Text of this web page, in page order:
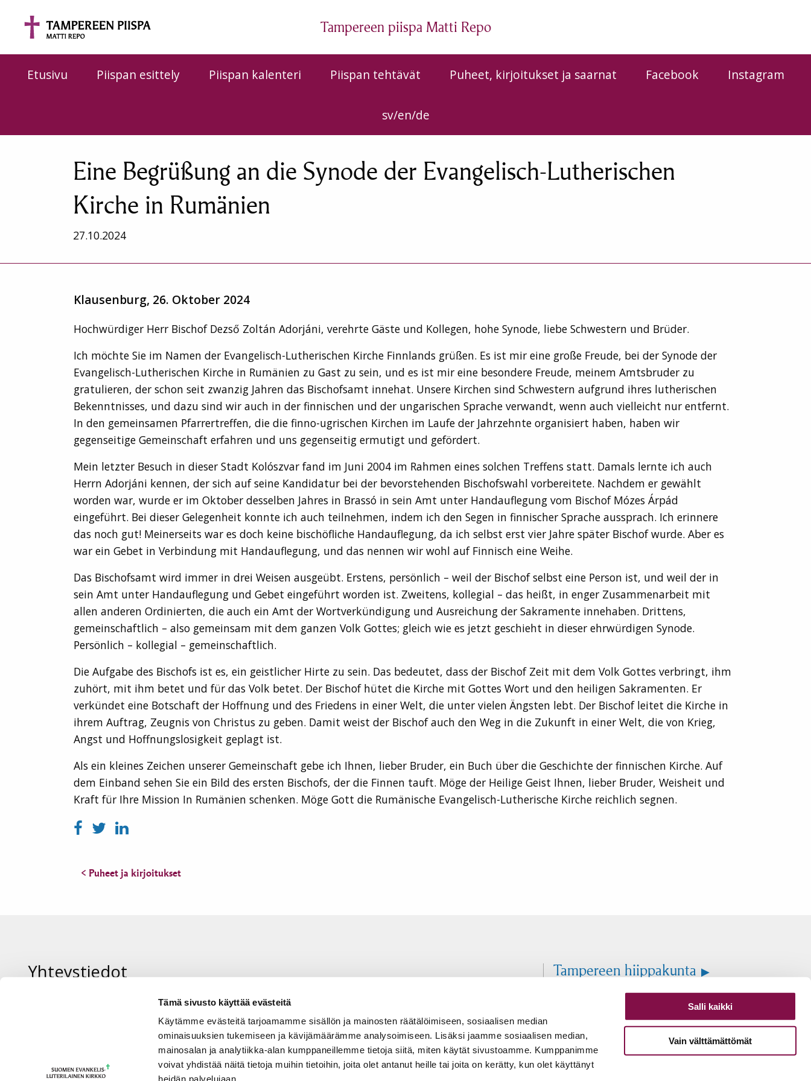
Tämä sivusto käyttää evästeitä
Käytämme evästeitä tarjoamamme sisällön ja mainosten räätälöimiseen, sosiaalisen median
ominaisuuksien tukemiseen ja kävijämäärämme analysoimiseen. Lisäksi jaamme sosiaalisen median,
mainosalan ja analytiikka-alan kumppaneillemme tietoja siitä, miten käytät sivustoamme. Kumppanimme
voivat yhdistää näitä tietoja muihin tietoihin, joita olet antanut heille tai joita on kerätty, kun olet käyttänyt
heidän palvelujaan.
Salli kaikki
Vain välttämättömät
Tampereen piispa Matti Repo
Etusivu Piispan esittely Piispan kalenteri Piispan tehtävät Puheet, kirjoitukset ja saarnat Facebook Instagram
sv/en/de
Eine Begrüßung an die Synode der Evangelisch-Lutherischen
Kirche in Rumänien
27.10.2024
Klausenburg, 26. Oktober 2024
Hochwürdiger Herr Bischof Dezső Zoltán Adorjáni, verehrte Gäste und Kollegen, hohe Synode, liebe Schwestern und Brüder.
Ich möchte Sie im Namen der Evangelisch-Lutherischen Kirche Finnlands grüßen. Es ist mir eine große Freude, bei der Synode der
Evangelisch-Lutherischen Kirche in Rumänien zu Gast zu sein, und es ist mir eine besondere Freude, meinem Amtsbruder zu
gratulieren, der schon seit zwanzig Jahren das Bischofsamt innehat. Unsere Kirchen sind Schwestern aufgrund ihres lutherischen
Bekenntnisses, und dazu sind wir auch in der finnischen und der ungarischen Sprache verwandt, wenn auch vielleicht nur entfernt.
In den gemeinsamen Pfarrertreffen, die die finno-ugrischen Kirchen im Laufe der Jahrzehnte organisiert haben, haben wir
gegenseitige Gemeinschaft erfahren und uns gegenseitig ermutigt und gefördert.
Mein letzter Besuch in dieser Stadt Kolószvar fand im Juni 2004 im Rahmen eines solchen Treffens statt. Damals lernte ich auch
Herrn Adorjáni kennen, der sich auf seine Kandidatur bei der bevorstehenden Bischofswahl vorbereitete. Nachdem er gewählt
worden war, wurde er im Oktober desselben Jahres in Brassó in sein Amt unter Handauflegung vom Bischof Mózes Árpád
eingeführt. Bei dieser Gelegenheit konnte ich auch teilnehmen, indem ich den Segen in finnischer Sprache aussprach. Ich erinnere
das noch gut! Meinerseits war es doch keine bischöfliche Handauflegung, da ich selbst erst vier Jahre später Bischof wurde. Aber es
war ein Gebet in Verbindung mit Handauflegung, und das nennen wir wohl auf Finnisch eine Weihe.
Das Bischofsamt wird immer in drei Weisen ausgeübt. Erstens, persönlich – weil der Bischof selbst eine Person ist, und weil der in
sein Amt unter Handauflegung und Gebet eingeführt worden ist. Zweitens, kollegial – das heißt, in enger Zusammenarbeit mit
allen anderen Ordinierten, die auch ein Amt der Wortverkündigung und Ausreichung der Sakramente innehaben. Drittens,
gemeinschaftlich – also gemeinsam mit dem ganzen Volk Gottes; gleich wie es jetzt geschieht in dieser ehrwürdigen Synode.
Persönlich – kollegial – gemeinschaftlich.
Die Aufgabe des Bischofs ist es, ein geistlicher Hirte zu sein. Das bedeutet, dass der Bischof Zeit mit dem Volk Gottes verbringt, ihm
zuhört, mit ihm betet und für das Volk betet. Der Bischof hütet die Kirche mit Gottes Wort und den heiligen Sakramenten. Er
verkündet eine Botschaft der Hoffnung und des Friedens in einer Welt, die unter vielen Ängsten lebt. Der Bischof leitet die Kirche in
ihrem Auftrag, Zeugnis von Christus zu geben. Damit weist der Bischof auch den Weg in die Zukunft in einer Welt, die von Krieg,
Angst und Hoffnungslosigkeit geplagt ist.
Als ein kleines Zeichen unserer Gemeinschaft gebe ich Ihnen, lieber Bruder, ein Buch über die Geschichte der finnischen Kirche. Auf
dem Einband sehen Sie ein Bild des ersten Bischofs, der die Finnen tauft. Möge der Heilige Geist Ihnen, lieber Bruder, Weisheit und
Kraft für Ihre Mission In Rumänien schenken. Möge Gott die Rumänische Evangelisch-Lutherische Kirche reichlich segnen.
< Puheet ja kirjoitukset
Yhteystiedot
Piispan sihteeri Sanna Ora-Tuominen
sanna.ora@evl.fi tai +358 50 573 3745
Tampereen hiippakunta
Suomen evankelis-luterilainen
Evästeasetukset